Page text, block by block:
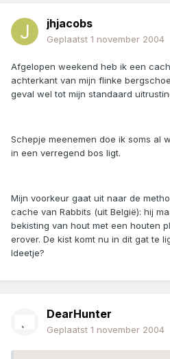
jhjacobs
Geplaatst 1 november 2004
Afgelopen weekend heb ik een
achterkant van mijn flinke
geval wel tot mijn standaard
Schepje meenemen doe ik soms al
in een verregend bos ligt.
Mijn voorkeur gaat uit naar de
cache van Rabbits (uit België): hij
bekisting van hout met een houten
erover. De kist komt nu in dit gat te
Ideetje?
DearHunter
Geplaatst 1 november 2004